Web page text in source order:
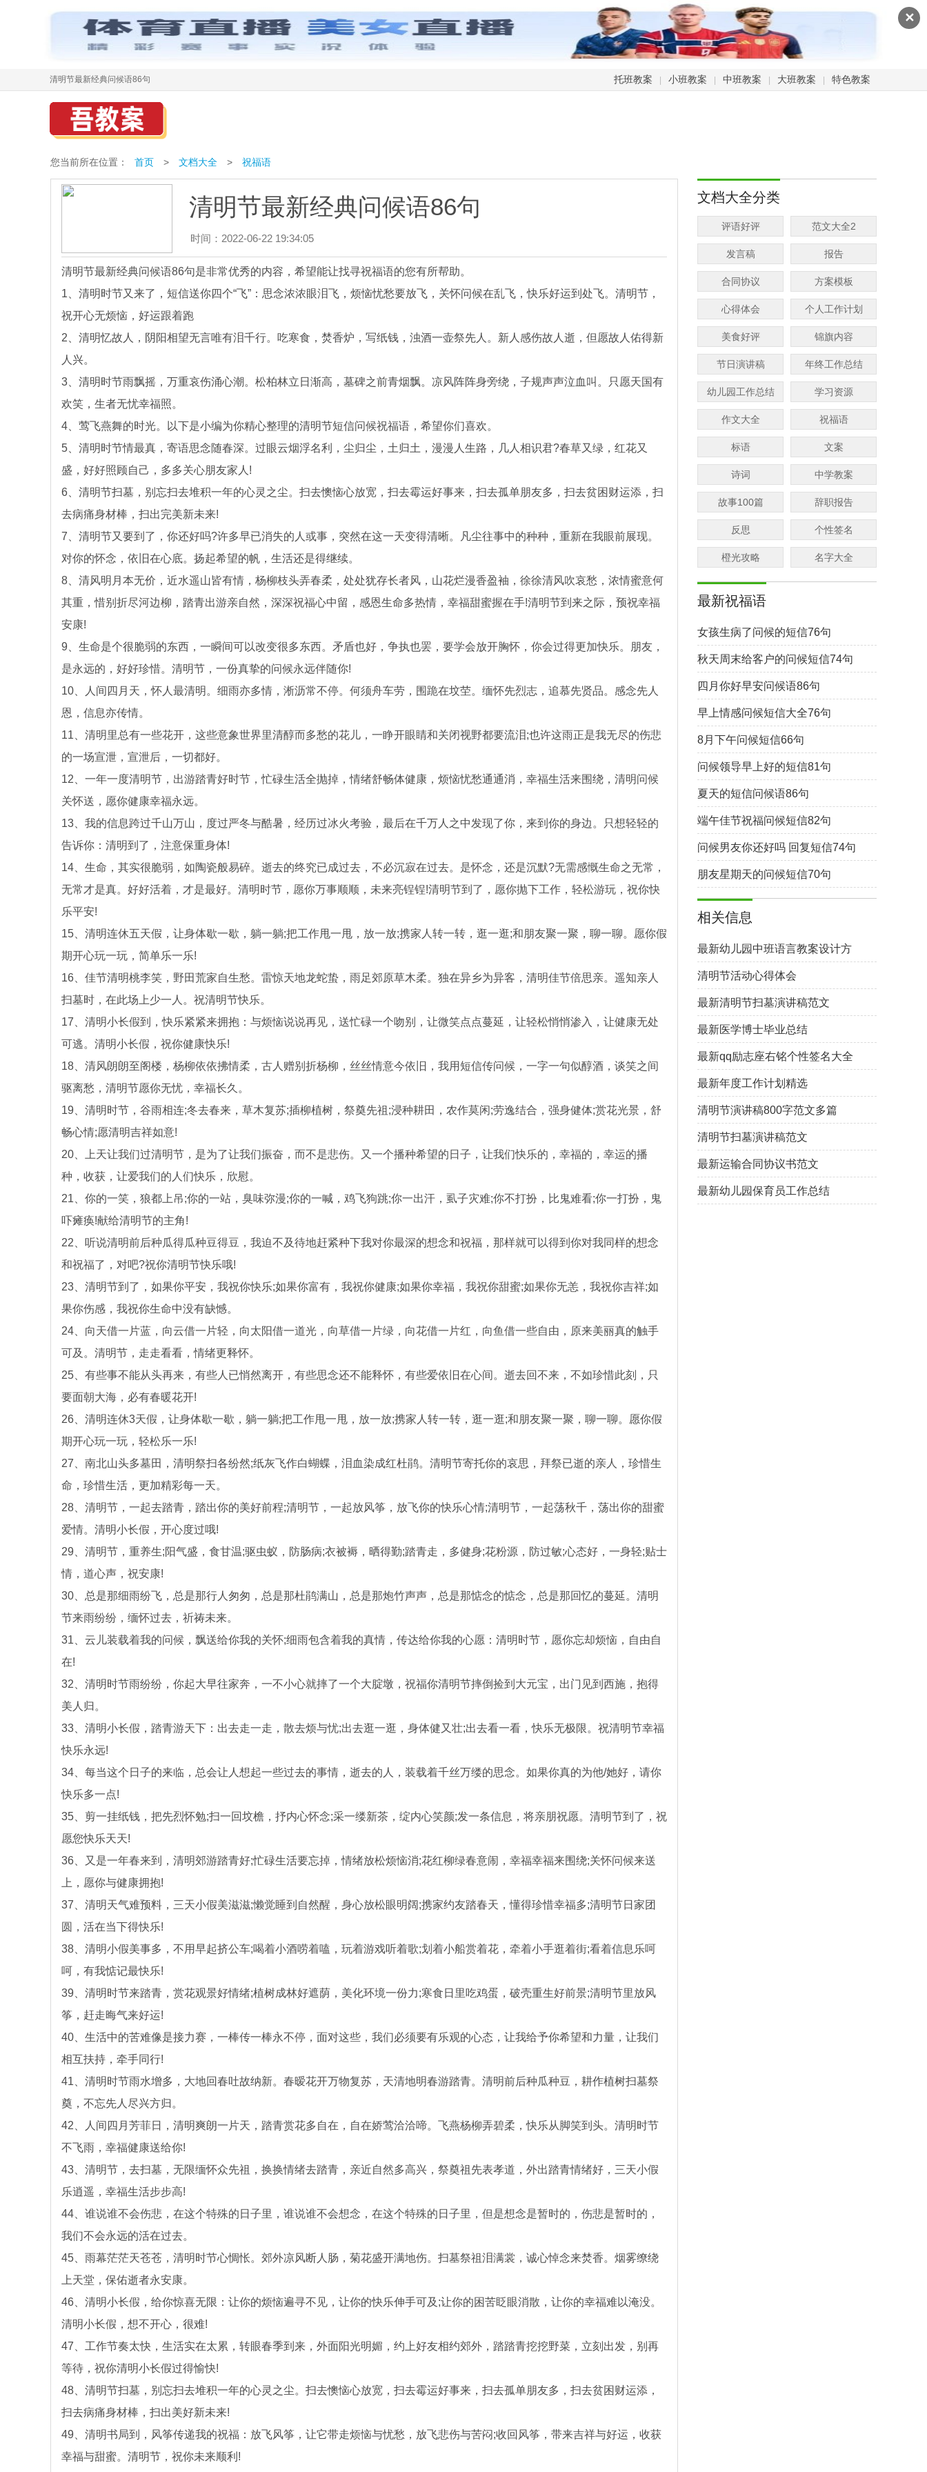
✕
清明节最新经典问候语86句 托班教案 小班教案 中班教案 大班教案 特色教案
您当前所在位置： 首页 > 文档大全 > 祝福语
清明节最新经典问候语86句
时间：2022-06-22 19:34:05
清明节最新经典问候语86句是非常优秀的内容，希望能让找寻祝福语的您有所帮助。
1、清明时节又来了，短信送你四个“飞”：思念浓浓眼泪飞，烦恼忧愁要放飞，关怀问候在乱飞，快乐好运到处飞。清明节，
祝开心无烦恼，好运跟着跑
2、清明忆故人，阴阳相望无言唯有泪千行。吃寒食，焚香炉，写纸钱，浊酒一壶祭先人。新人感伤故人逝，但愿故人佑得新
人兴。
3、清明时节雨飘摇，万重哀伤涌心潮。松柏林立日渐高，墓碑之前青烟飘。凉风阵阵身旁绕，子规声声泣血叫。只愿天国有
欢笑，生者无忧幸福照。
4、莺飞燕舞的时光。以下是小编为你精心整理的清明节短信问候祝福语，希望你们喜欢。
5、清明时节情最真，寄语思念随春深。过眼云烟浮名利，尘归尘，土归土，漫漫人生路，几人相识君?春草又绿，红花又
盛，好好照顾自己，多多关心朋友家人!
6、清明节扫墓，别忘扫去堆积一年的心灵之尘。扫去懊恼心放宽，扫去霉运好事来，扫去孤单朋友多，扫去贫困财运添，扫
去病痛身材棒，扫出完美新未来!
7、清明节又要到了，你还好吗?许多早已消失的人或事，突然在这一天变得清晰。凡尘往事中的种种，重新在我眼前展现。
对你的怀念，依旧在心底。扬起希望的帆，生活还是得继续。
8、清风明月本无价，近水遥山皆有情，杨柳枝头弄春柔，处处犹存长者风，山花烂漫香盈袖，徐徐清风吹哀愁，浓情蜜意何
其重，惜别折尽河边柳，踏青出游亲自然，深深祝福心中留，感恩生命多热情，幸福甜蜜握在手!清明节到来之际，预祝幸福
安康!
9、生命是个很脆弱的东西，一瞬间可以改变很多东西。矛盾也好，争执也罢，要学会放开胸怀，你会过得更加快乐。朋友，
是永远的，好好珍惜。清明节，一份真挚的问候永远伴随你!
10、人间四月天，怀人最清明。细雨亦多情，淅沥常不停。何须舟车劳，围跪在坟茔。缅怀先烈志，追慕先贤品。感念先人
恩，信息亦传情。
11、清明里总有一些花开，这些意象世界里清醇而多愁的花儿，一睁开眼睛和关闭视野都要流泪;也许这雨正是我无尽的伤悲
的一场宣泄，宣泄后，一切都好。
12、一年一度清明节，出游踏青好时节，忙碌生活全抛掉，情绪舒畅体健康，烦恼忧愁通通消，幸福生活来围绕，清明问候
关怀送，愿你健康幸福永远。
13、我的信息跨过千山万山，度过严冬与酷暑，经历过冰火考验，最后在千万人之中发现了你，来到你的身边。只想轻轻的
告诉你：清明到了，注意保重身体!
14、生命，其实很脆弱，如陶瓷般易碎。逝去的终究已成过去，不必沉寂在过去。是怀念，还是沉默?无需感慨生命之无常，
无常才是真。好好活着，才是最好。清明时节，愿你万事顺顺，未来亮锃锃!清明节到了，愿你抛下工作，轻松游玩，祝你快
乐平安!
15、清明连休五天假，让身体歇一歇，躺一躺;把工作甩一甩，放一放;携家人转一转，逛一逛;和朋友聚一聚，聊一聊。愿你假
期开心玩一玩，简单乐一乐!
16、佳节清明桃李笑，野田荒家自生愁。雷惊天地龙蛇蛰，雨足郊原草木柔。独在异乡为异客，清明佳节倍思亲。遥知亲人
扫墓时，在此场上少一人。祝清明节快乐。
17、清明小长假到，快乐紧紧来拥抱：与烦恼说说再见，送忙碌一个吻别，让微笑点点蔓延，让轻松悄悄渗入，让健康无处
可逃。清明小长假，祝你健康快乐!
18、清风朗朗至阁楼，杨柳依依拂情柔，古人赠别折杨柳，丝丝情意今依旧，我用短信传问候，一字一句似醇酒，谈笑之间
驱离愁，清明节愿你无忧，幸福长久。
19、清明时节，谷雨相连;冬去春来，草木复苏;插柳植树，祭奠先祖;浸种耕田，农作莫闲;劳逸结合，强身健体;赏花光景，舒
畅心情;愿清明吉祥如意!
20、上天让我们过清明节，是为了让我们振奋，而不是悲伤。又一个播种希望的日子，让我们快乐的，幸福的，幸运的播
种，收获，让爱我们的人们快乐，欣慰。
21、你的一笑，狼都上吊;你的一站，臭味弥漫;你的一喊，鸡飞狗跳;你一出汗，虱子灾难;你不打扮，比鬼难看;你一打扮，鬼
吓瘫痪!献给清明节的主角!
22、听说清明前后种瓜得瓜种豆得豆，我迫不及待地赶紧种下我对你最深的想念和祝福，那样就可以得到你对我同样的想念
和祝福了，对吧?祝你清明节快乐哦!
23、清明节到了，如果你平安，我祝你快乐;如果你富有，我祝你健康;如果你幸福，我祝你甜蜜;如果你无恙，我祝你吉祥;如
果你伤感，我祝你生命中没有缺憾。
24、向天借一片蓝，向云借一片轻，向太阳借一道光，向草借一片绿，向花借一片红，向鱼借一些自由，原来美丽真的触手
可及。清明节，走走看看，情绪更释怀。
25、有些事不能从头再来，有些人已悄然离开，有些思念还不能释怀，有些爱依旧在心间。逝去回不来，不如珍惜此刻，只
要面朝大海，必有春暖花开!
26、清明连休3天假，让身体歇一歇，躺一躺;把工作甩一甩，放一放;携家人转一转，逛一逛;和朋友聚一聚，聊一聊。愿你假
期开心玩一玩，轻松乐一乐!
27、南北山头多墓田，清明祭扫各纷然;纸灰飞作白蝴蝶，泪血染成红杜鹃。清明节寄托你的哀思，拜祭已逝的亲人，珍惜生
命，珍惜生活，更加精彩每一天。
28、清明节，一起去踏青，踏出你的美好前程;清明节，一起放风筝，放飞你的快乐心情;清明节，一起荡秋千，荡出你的甜蜜
爱情。清明小长假，开心度过哦!
29、清明节，重养生;阳气盛，食甘温;驱虫蚁，防肠病;衣被褥，晒得勤;踏青走，多健身;花粉源，防过敏;心态好，一身轻;贴士
情，道心声，祝安康!
30、总是那细雨纷飞，总是那行人匆匆，总是那杜鹃满山，总是那炮竹声声，总是那惦念的惦念，总是那回忆的蔓延。清明
节来雨纷纷，缅怀过去，祈祷未来。
31、云儿装载着我的问候，飘送给你我的关怀;细雨包含着我的真情，传达给你我的心愿：清明时节，愿你忘却烦恼，自由自
在!
32、清明时节雨纷纷，你起大早往家奔，一不小心就摔了一个大腚墩，祝福你清明节摔倒捡到大元宝，出门见到西施，抱得
美人归。
33、清明小长假，踏青游天下：出去走一走，散去烦与忧;出去逛一逛，身体健又壮;出去看一看，快乐无极限。祝清明节幸福
快乐永远!
34、每当这个日子的来临，总会让人想起一些过去的事情，逝去的人，装载着千丝万缕的思念。如果你真的为他/她好，请你
快乐多一点!
35、剪一挂纸钱，把先烈怀勉;扫一回坟檐，抒内心怀念;采一缕新茶，绽内心笑颜;发一条信息，将亲朋祝愿。清明节到了，祝
愿您快乐天天!
36、又是一年春来到，清明郊游踏青好;忙碌生活要忘掉，情绪放松烦恼消;花红柳绿春意闹，幸福幸福来围绕;关怀问候来送
上，愿你与健康拥抱!
37、清明天气难预料，三天小假美滋滋;懒觉睡到自然醒，身心放松眼明阔;携家约友踏春天，懂得珍惜幸福多;清明节日家团
圆，活在当下得快乐!
38、清明小假美事多，不用早起挤公车;喝着小酒唠着嗑，玩着游戏听着歌;划着小船赏着花，牵着小手逛着街;看着信息乐呵
呵，有我惦记最快乐!
39、清明时节来踏青，赏花观景好情绪;植树成林好遮荫，美化环境一份力;寒食日里吃鸡蛋，破壳重生好前景;清明节里放风
筝，赶走晦气来好运!
40、生活中的苦难像是接力赛，一棒传一棒永不停，面对这些，我们必须要有乐观的心态，让我给予你希望和力量，让我们
相互扶持，牵手同行!
41、清明时节雨水增多，大地回春吐故纳新。春暧花开万物复苏，天清地明春游踏青。清明前后种瓜种豆，耕作植树扫墓祭
奠，不忘先人尽兴方归。
42、人间四月芳菲日，清明爽朗一片天，踏青赏花多自在，自在娇莺洽洽啼。飞燕杨柳弄碧柔，快乐从脚笑到头。清明时节
不飞雨，幸福健康送给你!
43、清明节，去扫墓，无限缅怀众先祖，换换情绪去踏青，亲近自然多高兴，祭奠祖先表孝道，外出踏青情绪好，三天小假
乐逍遥，幸福生活步步高!
44、谁说谁不会伤悲，在这个特殊的日子里，谁说谁不会想念，在这个特殊的日子里，但是想念是暂时的，伤悲是暂时的，
我们不会永远的活在过去。
45、雨幕茫茫天苍苍，清明时节心惆怅。郊外凉风断人肠，菊花盛开满地伤。扫墓祭祖泪满裳，诚心悼念来焚香。烟雾缭绕
上天堂，保佑逝者永安康。
46、清明小长假，给你惊喜无限：让你的烦恼遍寻不见，让你的快乐伸手可及;让你的困苦眨眼消散，让你的幸福难以淹没。
清明小长假，想不开心，很难!
47、工作节奏太快，生活实在太累，转眼春季到来，外面阳光明媚，约上好友相约郊外，踏踏青挖挖野菜，立刻出发，别再
等待，祝你清明小长假过得愉快!
48、清明节扫墓，别忘扫去堆积一年的心灵之尘。扫去懊恼心放宽，扫去霉运好事来，扫去孤单朋友多，扫去贫困财运添，
扫去病痛身材棒，扫出美好新未来!
49、清明书局到，风筝传递我的祝福：放飞风筝，让它带走烦恼与忧愁，放飞悲伤与苦闷;收回风筝，带来吉祥与好运，收获
幸福与甜蜜。清明节，祝你未来顺利!
文档大全分类
评语好评 范文大全2
发言稿 报告
合同协议 方案模板
心得体会 个人工作计划
美食好评 锦旗内容
节日演讲稿 年终工作总结
幼儿园工作总结 学习资源
作文大全 祝福语
标语 文案
诗词 中学教案
故事100篇 辞职报告
反思 个性签名
橙光攻略 名字大全
最新祝福语
女孩生病了问候的短信76句
秋天周末给客户的问候短信74句
四月你好早安问候语86句
早上情感问候短信大全76句
8月下午问候短信66句
问候领导早上好的短信81句
夏天的短信问候语86句
端午佳节祝福问候短信82句
问候男友你还好吗 回复短信74句
朋友星期天的问候短信70句
相关信息
最新幼儿园中班语言教案设计方
案
清明节活动心得体会
最新清明节扫墓演讲稿范文
最新医学博士毕业总结
最新qq励志座右铭个性签名大全
114句
最新年度工作计划精选
清明节演讲稿800字范文多篇
清明节扫墓演讲稿范文
最新运输合同协议书范文
最新幼儿园保育员工作总结